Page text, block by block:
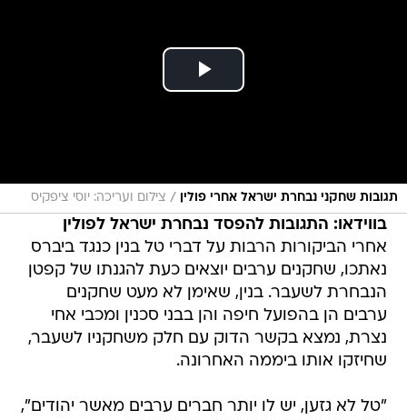
תגובות שחקני נבחרת ישראל אחרי פולין / צילום ועריכה: יוסי ציפקיס
בווידאו: התגובות להפסד נבחרת ישראל לפולין
אחרי הביקורות הרבות על דברי טל בנין כנגד ביברס
נאתכו, שחקנים ערבים יוצאים כעת להגנתו של קפטן
הנבחרת לשעבר. בנין, שאימן לא מעט שחקנים
ערבים הן בהפועל חיפה והן בבני סכנין ומכבי אחי
נצרת, נמצא בקשר הדוק עם חלק משחקניו לשעבר,
שחיזקו אותו ביממה האחרונה.
"טל לא גזען, יש לו יותר חברים ערבים מאשר יהודים",